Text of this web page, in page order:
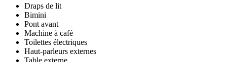
Draps de lit
Bimini
Pont avant
Machine à café
Toilettes électriques
Haut-parleurs externes
Table externe